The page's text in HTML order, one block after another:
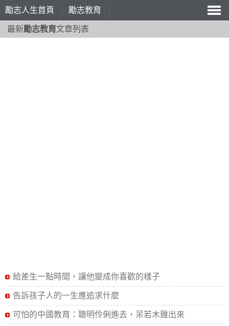
勵志人生首頁
勵志教育
導
最新勵志教育文章列表
給差生一點時間，讓他變成你喜歡的樣子
告訴孩子人的一生應追求什麼
可怕的中國教育：聰明伶俐進去，呆若木雞出來